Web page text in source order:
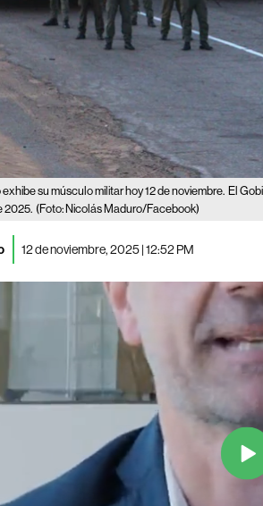
exhibe su músculo militar hoy 12 de noviembre. El
2025. (Foto: Nicolás Maduro/Facebook)
12 de noviembre, 2025 | 12:52 PM